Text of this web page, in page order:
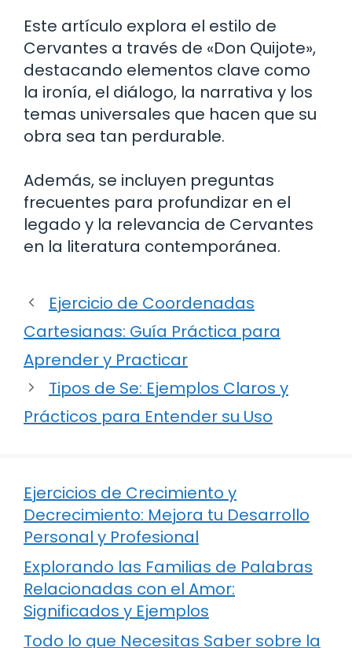
Este artículo explora el estilo de
Cervantes a través de «Don Quijote»,
destacando elementos clave como
la ironía, el diálogo, la narrativa y los
temas universales que hacen que su
obra sea tan perdurable.
Además, se incluyen preguntas
frecuentes para profundizar en el
legado y la relevancia de Cervantes
en la literatura contemporánea.
Ejercicio de Coordenadas
Cartesianas: Guía Práctica para
Aprender y Practicar
Tipos de Se: Ejemplos Claros y
Prácticos para Entender su Uso
Ejercicios de Crecimiento y
Decrecimiento: Mejora tu Desarrollo
Personal y Profesional
Explorando las Familias de Palabras
Relacionadas con el Amor:
Significados y Ejemplos
Todo lo que Necesitas Saber sobre la